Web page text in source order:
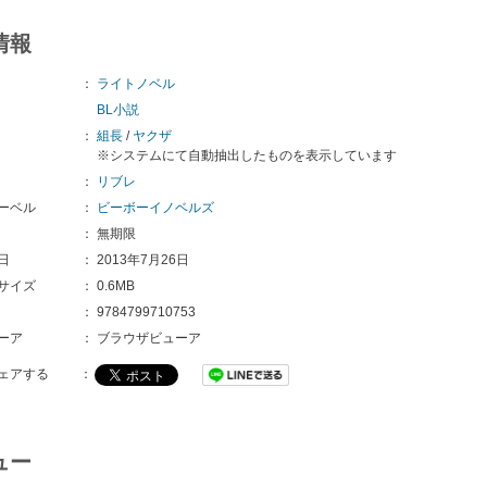
報
：
ライトノベル
BL小説
： 組長 / ヤクザ
※システムにて自動抽出したものを表示しています
：
リブレ
ベル
：
ビーボーイノベルズ
： 無期限
： 2013年7月26日
イズ
： 0.6MB
： 9784799710753
ア
： ブラウザビューア
アする ：
ー